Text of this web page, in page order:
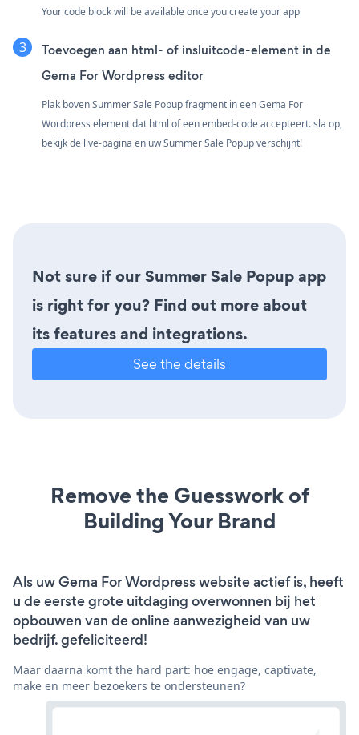
Your code block will be available once you create your app
Toevoegen aan html- of insluitcode-element in de
Gema For Wordpress editor
Plak boven Summer Sale Popup fragment in een Gema For
Wordpress element dat html of een embed-code accepteert. sla op,
bekijk de live-pagina en uw Summer Sale Popup verschijnt!
Not sure if our Summer Sale Popup app
is right for you? Find out more about
its features and integrations.
See the details
Remove the Guesswork of
Building Your Brand
Als uw Gema For Wordpress website actief is, heeft
u de eerste grote uitdaging overwonnen bij het
opbouwen van de online aanwezigheid van uw
bedrijf. gefeliciteerd!
Maar daarna komt the hard part: hoe engage, captivate,
make en meer bezoekers te ondersteunen?